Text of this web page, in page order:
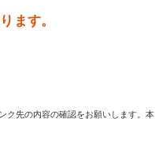
ます。
ク先の内容の確認をお願いします。本